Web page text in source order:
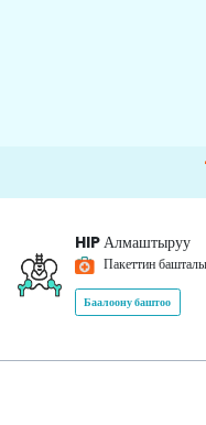
HIPАлмаштыруу
Пакеттин
Баалоону баштоо